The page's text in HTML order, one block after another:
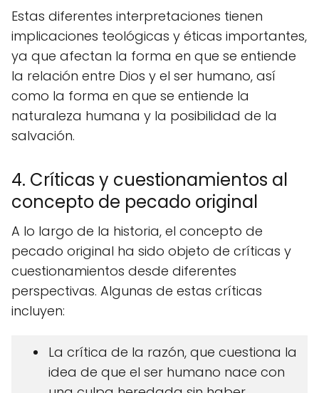
Estas diferentes interpretaciones tienen
implicaciones teológicas y éticas importantes,
ya que afectan la forma en que se entiende
la relación entre Dios y el ser humano, así
como la forma en que se entiende la
naturaleza humana y la posibilidad de la
salvación.
4. Críticas y cuestionamientos al
concepto de pecado original
A lo largo de la historia, el concepto de
pecado original ha sido objeto de críticas y
cuestionamientos desde diferentes
perspectivas. Algunas de estas críticas
incluyen:
La crítica de la razón, que cuestiona la
idea de que el ser humano nace con